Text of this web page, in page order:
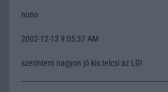
nono
2002-12-13 9:05:37 AM
szerintem nagyon jó kis telcsi az LG!